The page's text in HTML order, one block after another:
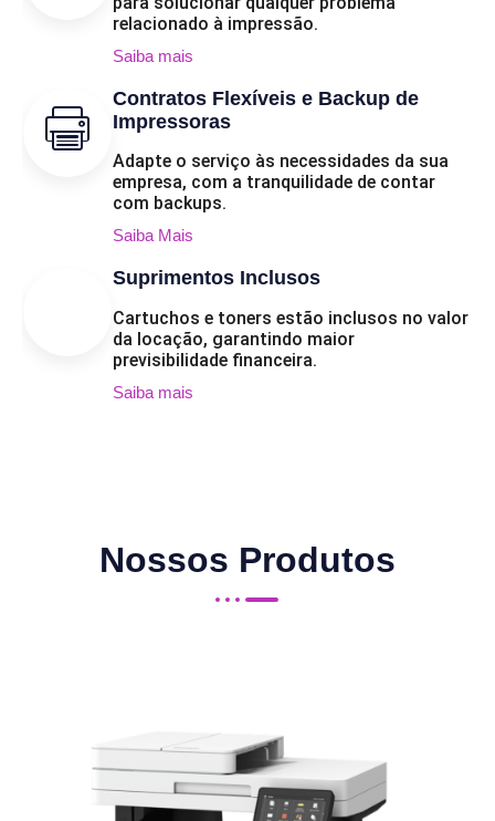
relacionado à impressão.
Saiba mais
Contratos Flexíveis e Backup de
Impressoras
Adapte o serviço às necessidades da sua
empresa, com a tranquilidade de contar
com backups.
Saiba Mais
Suprimentos Inclusos
Cartuchos e toners estão inclusos no valor
da locação, garantindo maior
previsibilidade financeira.
Saiba mais
Nossos Produtos